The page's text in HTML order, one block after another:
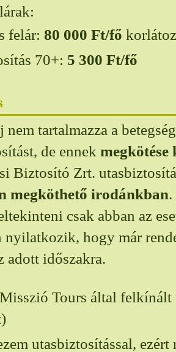
felár: 80 000 Ft/fő
70+: 5 300 Ft/fő
tartalmazza a
de ennek megkötése
Biztosító Zrt.
megköthető irodánkban.
csak abban az
nyilatkozik, hogy már
adott időszakra.
Tours által felkínált
utasbiztosítással, ezért